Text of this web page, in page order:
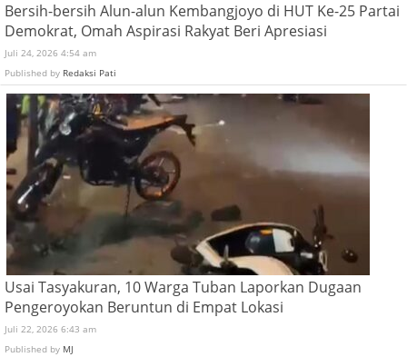
Bersih-bersih Alun-alun Kembangjoyo di HUT Ke-25 Partai
Demokrat, Omah Aspirasi Rakyat Beri Apresiasi
Juli 24, 2026 4:54 am
Published by Redaksi Pati
Usai Tasyakuran, 10 Warga Tuban Laporkan Dugaan
Pengeroyokan Beruntun di Empat Lokasi
Juli 22, 2026 6:43 am
Published by MJ